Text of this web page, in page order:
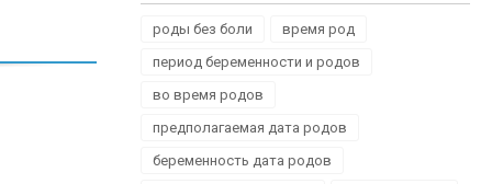
роды без боли
время род
период беременности и родов
во время родов
предполагаемая дата родов
беременность дата родов